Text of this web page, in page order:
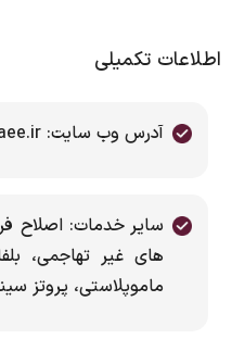
اطلاعات تکمیلی
آدرس وب سایت: www.hbabaee.ir
سایر خدمات: اصلاح
های غیر تهاجمی،
ماموپلاستی، پروتز